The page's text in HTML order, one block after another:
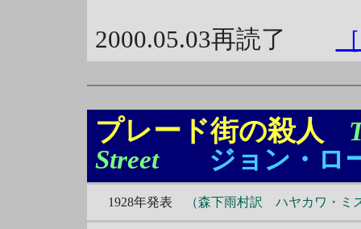
2000.05.03再読了
プレード街の殺人
Street
ジョン・ロ
1928年発表 （森下雨村訳 ハヤカワ・ミ